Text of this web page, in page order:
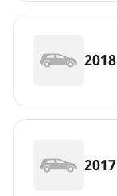
2018
2017